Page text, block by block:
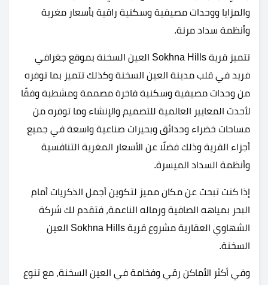
والمزايا ووحدات مصيفية وسكنية راقية بأسعار مغرية
وأنظمة سداد مرنة.
تتميز قرية Sokhna Hills العين السخنة بموقع جغرافي
فريد في قلب مدينة العين السخنة وكذلك تتميز بما توفره
من وحدات مصيفية وسكنية فاخرة مصممة ومشطبة وفقًا
لأحدث المعايير العالمية للتصميم والإنشاء وما توفره من
مساحات خضراء وحدائق وبحيرات صناعية واسعة في جميع
أجزاء القرية وذلك فضلًا عن الأسعار المغرية التنافسية
وأنظمة السداد الميسرة.
إذا كنت تبحث عن مكان مميز لتكوين أجمل الذكريات أمام
البحر بمياهه الصافية ورماله الناعمة، فتقدم لك شركة
الشهاوي العقارية مشروع قرية Sokhna Hills العين
السخنة.
وفي أكثر الأماكن رقي وفخامة في العين السخنة، مع تنوع